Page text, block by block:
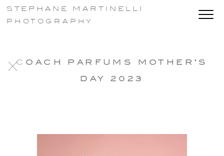
STEPHANE MARTINELLI
PHOTOGRAPHY
XCOACH PARFUMS MOTHER’S
DAY 2023